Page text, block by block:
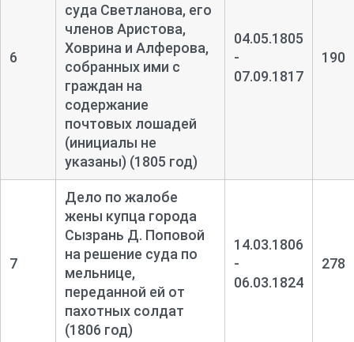
6
суда Светланова, его
членов Аристова,
Ховрина и Алферова,
собранных ими с
граждан на
содержание
почтовых лошадей
(инициалы не
указаны) (1805 год)
04.05.1805
-
07.09.1817
190
7
Дело по жалобе
жены купца города
Сызрань Д. Поповой
на решение суда по
мельнице,
переданной ей от
пахотных солдат
(1806 год)
14.03.1806
-
06.03.1824
278